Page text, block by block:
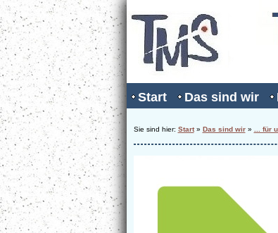
Start Das sind wir
Sie sind hier: Start» Das sind wir» ... für